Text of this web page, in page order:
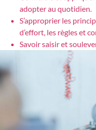
adopter au quotidien.
S’approprier les
d’effort, les règles et
Savoir saisir et